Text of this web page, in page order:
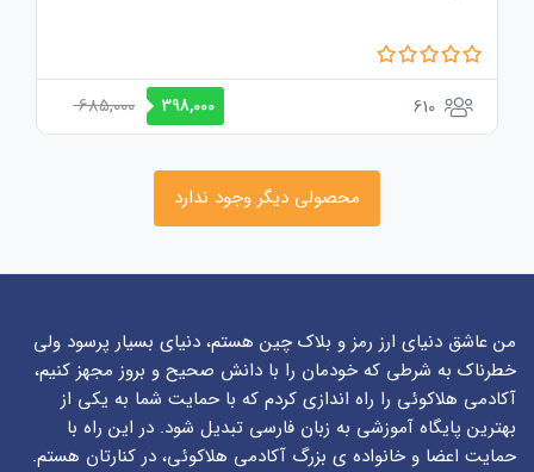
610
685,000 398,000
محصولی دیگر وجود ندارد
من عاشق دنیای ارز رمز و بلاک چین هستم، دنیای بسیار پرسود ولی
خطرناک به شرطی که خودمان را با دانش صحیح و بروز مجهز کنیم،
آکادمی هلاکوئی را راه اندازی کردم که با حمایت شما به یکی از
بهترین پایگاه آموزشی به زبان فارسی تبدیل شود. در این راه با
حمایت اعضا و خانواده ی بزرگ آکادمی هلاکوئی، در کنارتان هستم.